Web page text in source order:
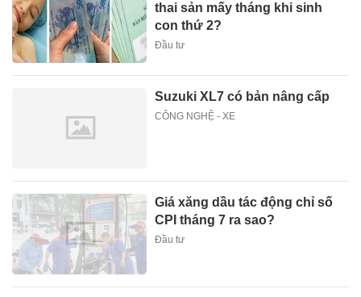
thai sản mấy tháng khi sinh
con thứ 2?
Đầu tư
Suzuki XL7 có bản nâng cấp
CÔNG NGHỆ - XE
Giá xăng dầu tác động chỉ số
CPI tháng 7 ra sao?
Đầu tư